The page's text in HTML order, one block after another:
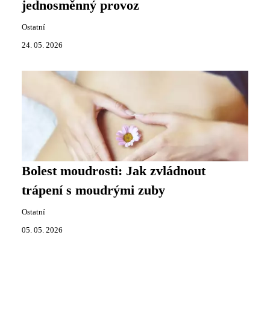
jednosměnný provoz
Ostatní
24. 05. 2026
Bolest moudrosti: Jak zvládnout
trápení s moudrými zuby
Ostatní
05. 05. 2026